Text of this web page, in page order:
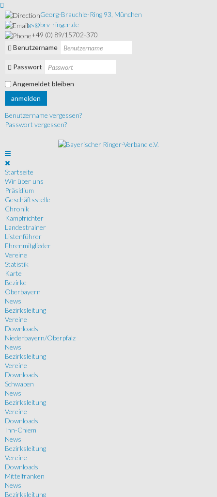
Georg-Brauchle-Ring 93, München
gs@brv-ringen.de
+49 (0) 89/15702-370
Benutzername
Passwort
Angemeldet bleiben
anmelden
Benutzername vergessen?
Passwort vergessen?
Startseite
Wir über uns
Präsidium
Geschäftsstelle
Chronik
Kampfrichter
Landestrainer
Listenführer
Ehrenmitglieder
Vereine
Statistik
Karte
Bezirke
Oberbayern
News
Bezirksleitung
Vereine
Downloads
Niederbayern/Oberpfalz
News
Bezirksleitung
Vereine
Downloads
Schwaben
News
Bezirksleitung
Vereine
Downloads
Inn-Chiem
News
Bezirksleitung
Vereine
Downloads
Mittelfranken
News
Bezirksleitung